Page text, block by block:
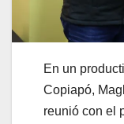
En un
Copiapó,
reunió con el